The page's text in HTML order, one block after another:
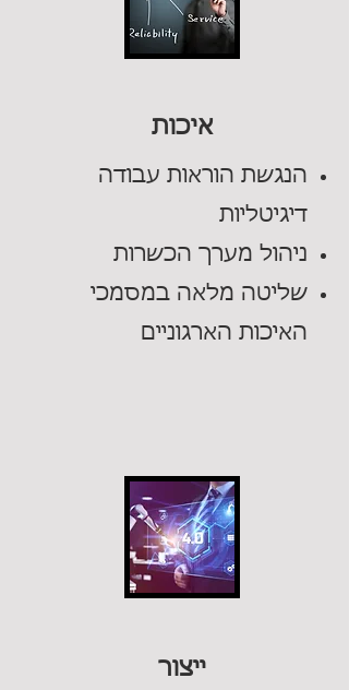
איכות
הנגשת הוראות עבודה
דיגיטליות
ניהול מערך הכשרות
שליטה מלאה במסמכי
האיכות הארגוניים
ייצור